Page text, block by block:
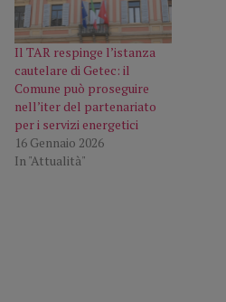
Il TAR respinge l’istanza
cautelare di Getec: il
Comune può proseguire
nell’iter del partenariato
per i servizi energetici
16 Gennaio 2026
In "Attualità"